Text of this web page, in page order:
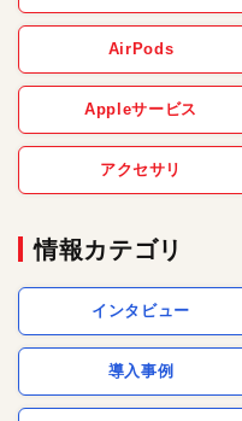
AirPods
Appleサービス
アクセサリ
情報カテゴリ
インタビュー
導入事例